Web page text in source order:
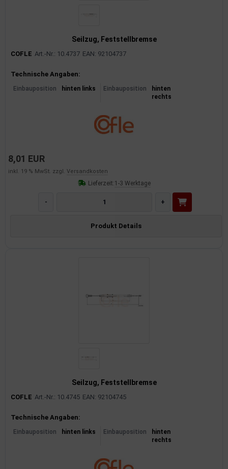
Seilzug, Feststellbremse
COFLE Art.-Nr.: 10.4737 EAN: 92104737
Produktinformationen
Technische Angaben:
Einbauposition hinten links Einbauposition
hinten
rechts
8,01 EUR
inkl. 19 % MwSt. zzgl. Versandkosten
Lieferzeit:1-3 Werktage
- +
Produkt Details
Seilzug, Feststellbremse
COFLE Art.-Nr.: 10.4745 EAN: 92104745
Produktinformationen
Technische Angaben:
Einbauposition hinten links Einbauposition
hinten
rechts